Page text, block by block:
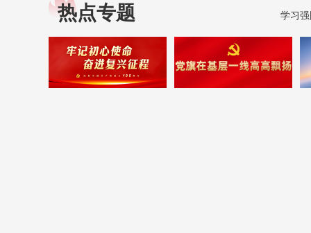
热点专题 学习